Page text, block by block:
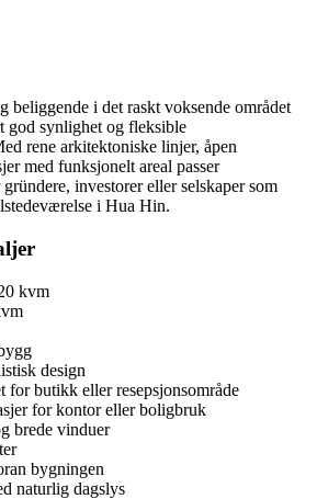
beliggende i det raskt voksende området
god synlighet og fleksible
rene arkitektoniske linjer, åpen
med funksjonelt areal passer
investorer eller selskaper som
i Hua Hin.
kvm
design
for butikk eller resepsjonsområde
for kontor eller boligbruk
brede vinduer
bygningen
naturlig dagslys